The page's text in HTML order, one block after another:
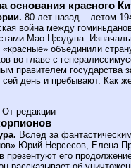
основания красного
80 лет назад – летом
война между
Мао Цзэдуна.
объединили
во главе с
правителем государства
сей день и пребывают. Как
От редакции
Вслед за
Юрий Нерсесов, Елена
презентуют его